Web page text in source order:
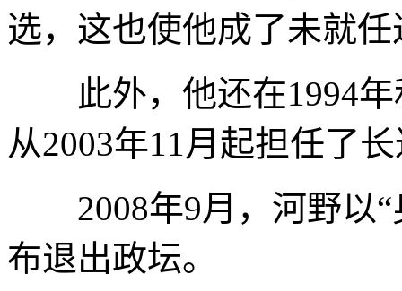
选，这也使他成了未就
此外，他还在1994年
从2003年11月起担任了
2008年9月，河野以“
布退出政坛。